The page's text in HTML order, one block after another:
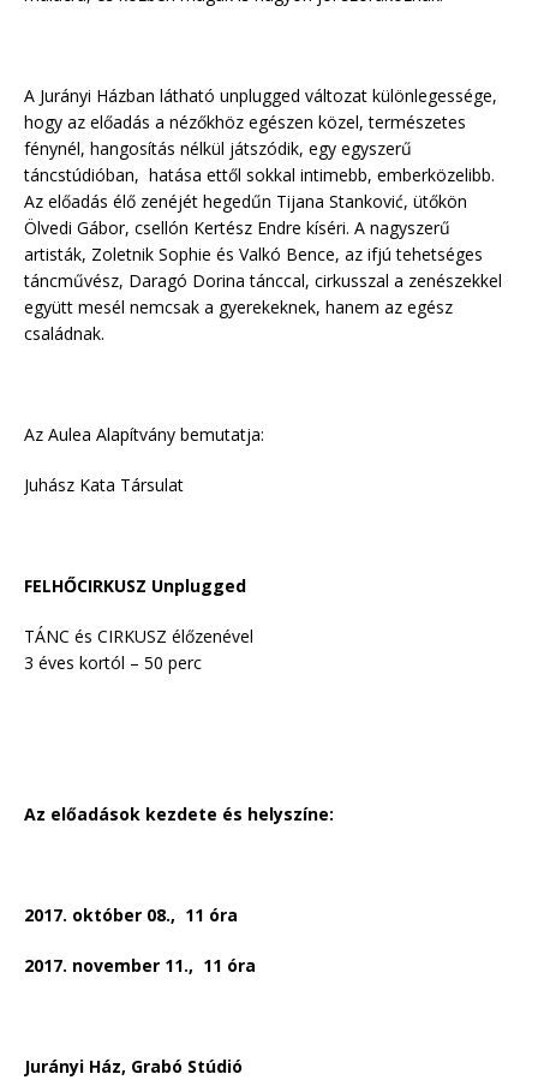
A Jurányi Házban látható unplugged változat különlegessége,
hogy az előadás a nézőkhöz egészen közel, természetes
fénynél, hangosítás nélkül játszódik, egy egyszerű
táncstúdióban, hatása ettől sokkal intimebb, emberközelibb.
Az előadás élő zenéjét hegedűn Tijana Stanković, ütőkön
Ölvedi Gábor, csellón Kertész Endre kíséri. A nagyszerű
artisták, Zoletnik Sophie és Valkó Bence, az ifjú tehetséges
táncművész, Daragó Dorina tánccal, cirkusszal a zenészekkel
együtt mesél nemcsak a gyerekeknek, hanem az egész
családnak.
Az Aulea Alapítvány bemutatja:
Juhász Kata Társulat
FELHŐCIRKUSZ Unplugged
TÁNC és CIRKUSZ élőzenével
3 éves kortól – 50 perc
Az előadások kezdete és helyszíne:
2017. október 08., 11 óra
2017. november 11., 11 óra
Jurányi Ház, Grabó Stúdió